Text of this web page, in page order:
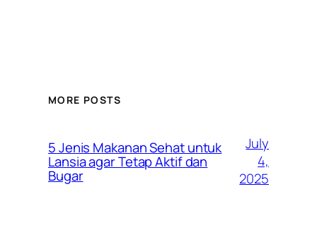
MORE POSTS
5 Jenis Makanan Sehat untuk
Lansia agar Tetap Aktif dan
Bugar
July
4,
2025